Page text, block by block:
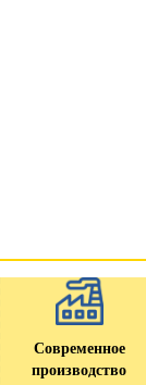
Современное
производство